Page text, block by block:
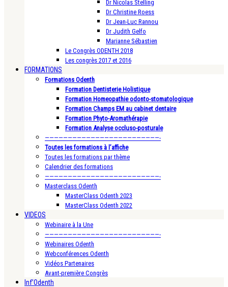
Dr Nicolas Stelling
Dr Christine Roess
Dr Jean-Luc Rannou
Dr Judith Gelfo
Marianne Sébastien
Le Congrès ODENTH 2018
Les congrès 2017 et 2016
FORMATIONS
Formations Odenth
Formation Dentisterie Holistique
Formation Homeopathie odonto-stomatologique
Formation Champs EM au cabinet dentaire
Formation Phyto-Aromathérapie
Formation Analyse occluso-posturale
—————————————————————————-
Toutes les formations à l’affiche
Toutes les formations par thème
Calendrier des formations
—————————————————————————-
Masterclass Odenth
MasterClass Odenth 2023
MasterClass Odenth 2022
VIDEOS
Webinaire à la Une
—————————————————————————-
Webinaires Odenth
Webconférences Odenth
Vidéos Partenaires
Avant-première Congrès
Inf’Odenth